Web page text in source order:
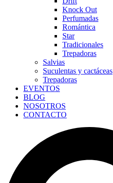
Knock Out
Perfumadas
Romántica
Star
Tradicionales
Trepadoras
Salvias
Suculentas y cactáceas
Trepadoras
EVENTOS
BLOG
NOSOTROS
CONTACTO